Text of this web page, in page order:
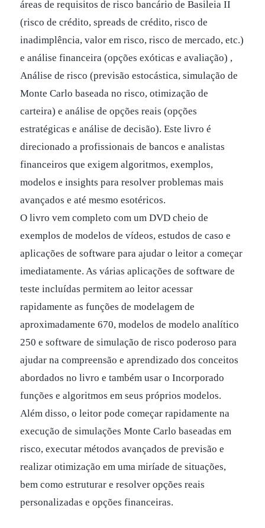
áreas de requisitos de risco bancário de Basileia II
(risco de crédito, spreads de crédito, risco de
inadimplência, valor em risco, risco de mercado, etc.)
e análise financeira (opções exóticas e avaliação) ,
Análise de risco (previsão estocástica, simulação de
Monte Carlo baseada no risco, otimização de
carteira) e análise de opções reais (opções
estratégicas e análise de decisão). Este livro é
direcionado a profissionais de bancos e analistas
financeiros que exigem algoritmos, exemplos,
modelos e insights para resolver problemas mais
avançados e até mesmo esotéricos.
O livro vem completo com um DVD cheio de
exemplos de modelos de vídeos, estudos de caso e
aplicações de software para ajudar o leitor a começar
imediatamente. As várias aplicações de software de
teste incluídas permitem ao leitor acessar
rapidamente as funções de modelagem de
aproximadamente 670, modelos de modelo analítico
250 e software de simulação de risco poderoso para
ajudar na compreensão e aprendizado dos conceitos
abordados no livro e também usar o Incorporado
funções e algoritmos em seus próprios modelos.
Além disso, o leitor pode começar rapidamente na
execução de simulações Monte Carlo baseadas em
risco, executar métodos avançados de previsão e
realizar otimização em uma miríade de situações,
bem como estruturar e resolver opções reais
personalizadas e opções financeiras.